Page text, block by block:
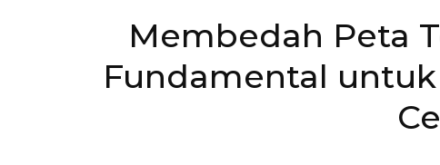
Membedah Peta
Fundamental